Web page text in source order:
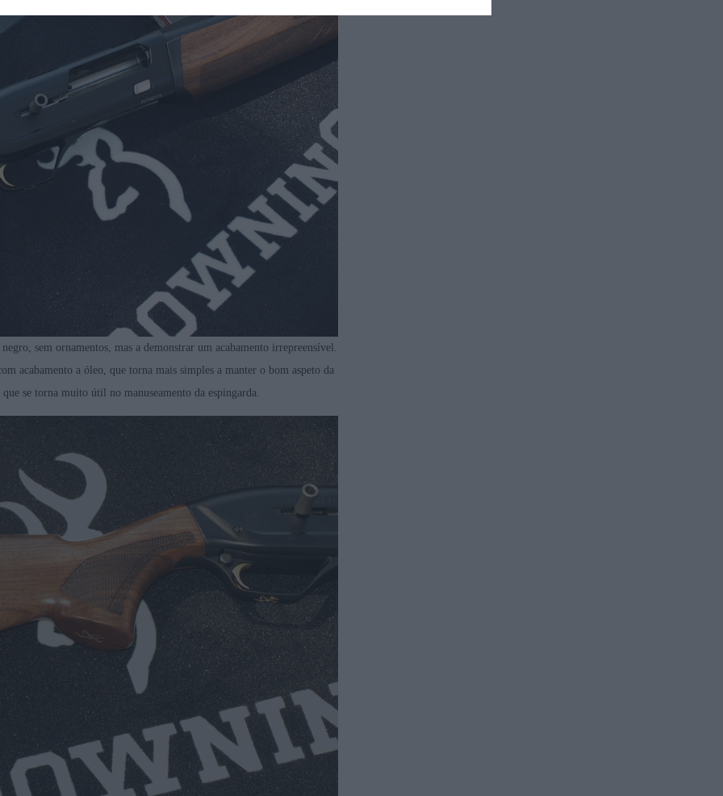
sem ornamentos, mas a demonstrar um acabamento irrepreensível.
acabamento a óleo, que torna mais simples a manter o bom aspeto da
se torna muito útil no manuseamento da espingarda.